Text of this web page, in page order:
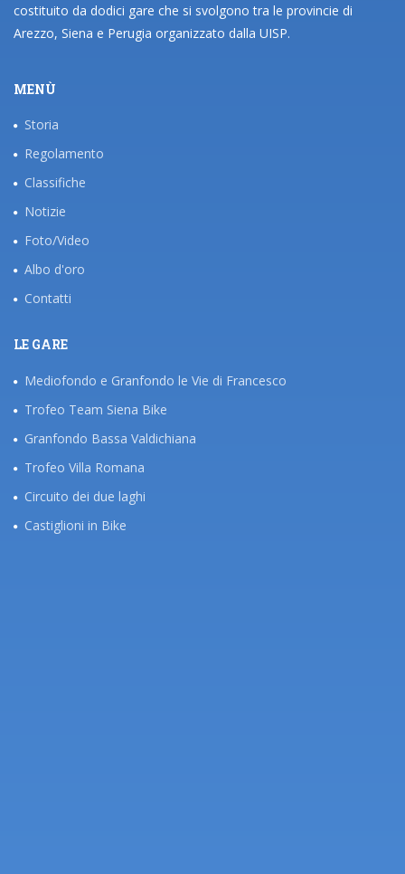
costituito da dodici gare che si svolgono tra le provincie di
Arezzo, Siena e Perugia organizzato dalla UISP.
MENÙ
Storia
Regolamento
Classifiche
Notizie
Foto/Video
Albo d'oro
Contatti
LE GARE
Mediofondo e Granfondo le Vie di Francesco
Trofeo Team Siena Bike
Granfondo Bassa Valdichiana
Trofeo Villa Romana
Circuito dei due laghi
Castiglioni in Bike